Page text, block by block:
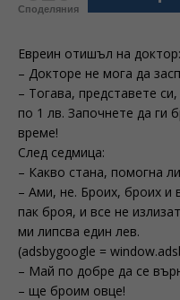
Споделяния
Евреин отишъл на доктор:
– Докторе не мога да
– Тогава, представете
по 1 лв. Започнете да ги
време!
След седмица:
– Какво стана, помогна
– Ами, не. Броих, броих и
пак броя, и все не
ми липсва един лев.
(adsbygoogle =
– Май по добре да се
– ще броим овце!